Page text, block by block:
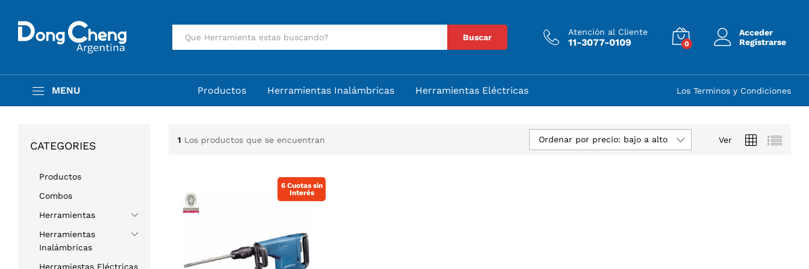
Todas Buscar
Atención al Cliente
11-3077-0109 0
Acceder
Registrarse
MENU Productos Herramientas Inalámbricas Herramientas Eléctricas Los Terminos y Condiciones
1 Los productos que se encuentran Ver
Ordenar por precio: bajo a alto
6 Cuotas sin
Interés
CATEGORIES
Productos
Combos
Herramientas
Herramientas
Inalámbricas
Herramiestas Eléctricas